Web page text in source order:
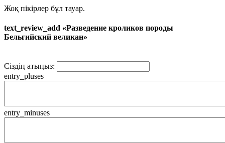
Жоқ пікірлер бұл тауар.
text_review_add «Разведение кроликов породы
Бельгийский великан»
Сіздің атыңыз:
entry_pluses
entry_minuses